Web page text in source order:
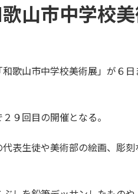
山市中学校
歌山市中学校美術展」が６
９回目の開催となる。
表生徒や美術部の絵画、彫刻